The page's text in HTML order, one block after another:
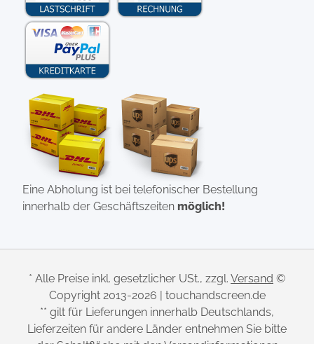
Eine Abholung ist bei telefonischer Bestellung
innerhalb der Geschäftszeiten möglich!
* Alle Preise inkl. gesetzlicher USt., zzgl. Versand ©
Copyright 2013-2026 | touchandscreen.de
** gilt für Lieferungen innerhalb Deutschlands,
Lieferzeiten für andere Länder entnehmen Sie bitte